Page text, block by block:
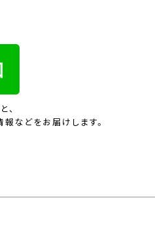
、
などをお届けします。